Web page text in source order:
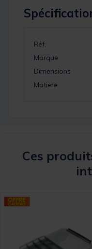
Réf.
Marque
Dimensions
Matiere
Ces